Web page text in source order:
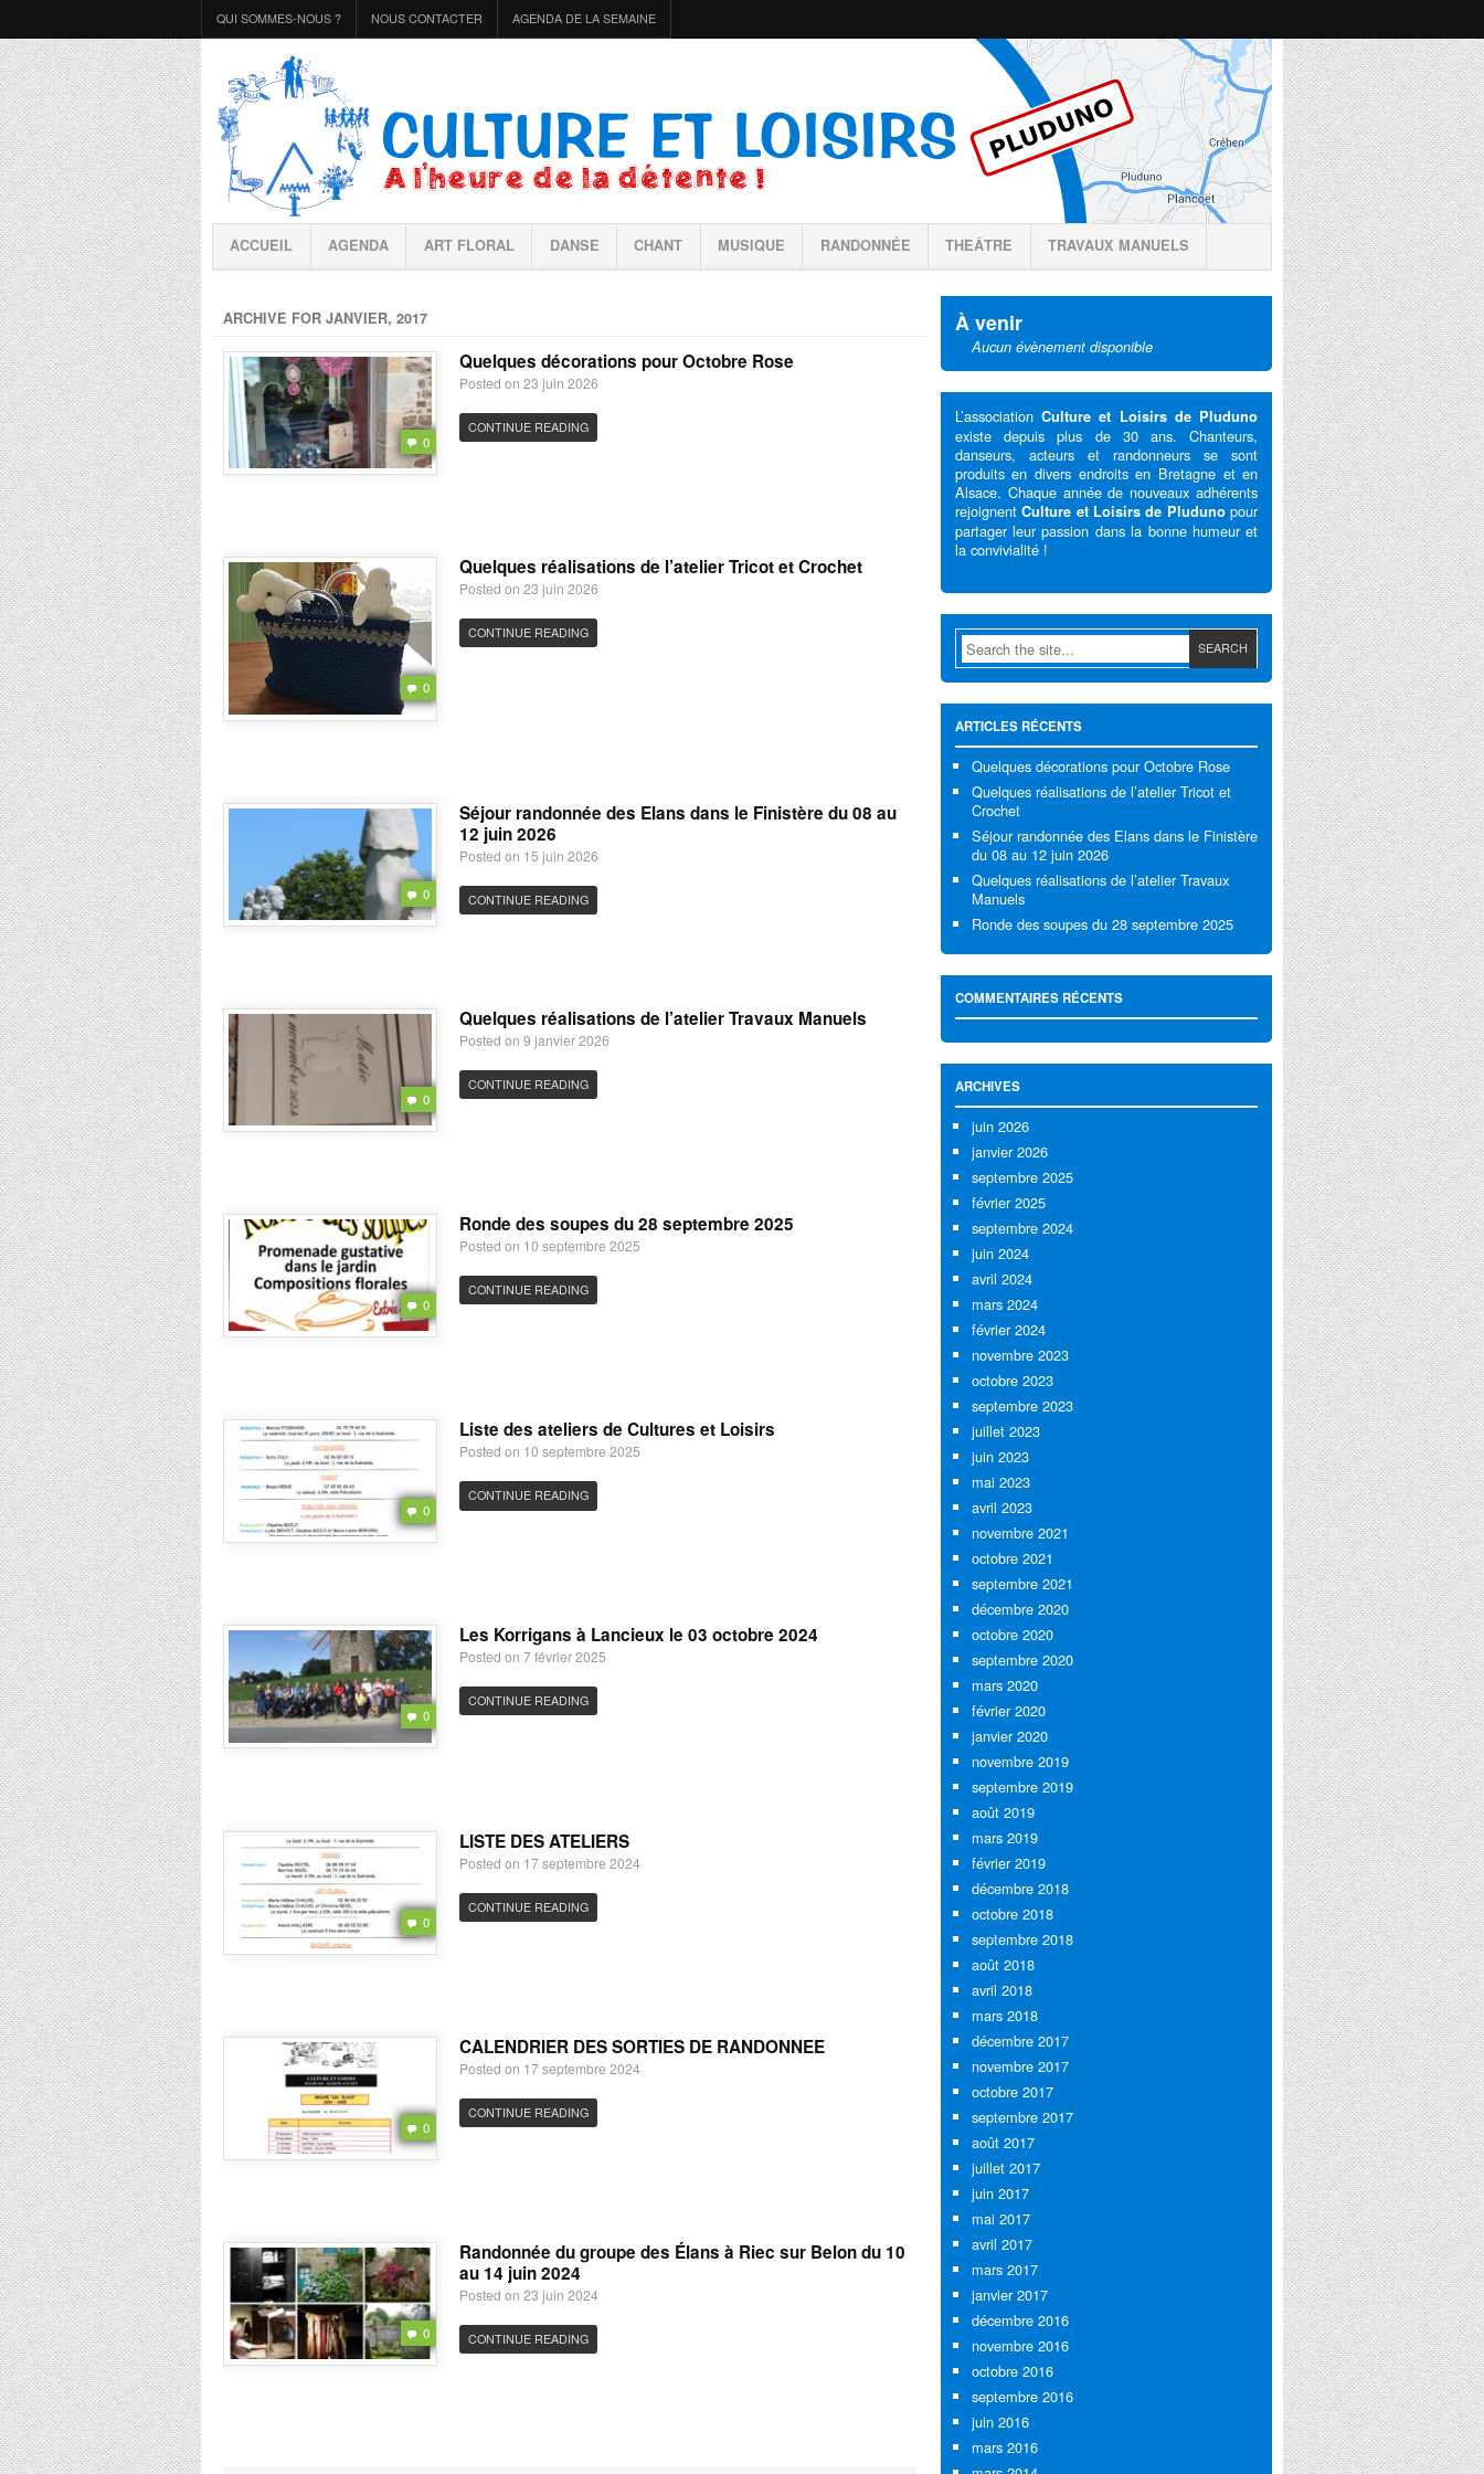
QUI SOMMES-NOUS ? NOUS CONTACTER AGENDA DE LA SEMAINE
ACCUEIL AGENDA ART FLORAL DANSE CHANT MUSIQUE RANDONNÉE THEÂTRE TRAVAUX MANUELS
ARCHIVE FOR JANVIER, 2017
0
Quelques décorations pour Octobre Rose
Posted on 23 juin 2026
CONTINUE READING
0
Quelques réalisations de l’atelier Tricot et Crochet
Posted on 23 juin 2026
CONTINUE READING
0
Séjour randonnée des Elans dans le Finistère du 08 au
12 juin 2026
Posted on 15 juin 2026
CONTINUE READING
0
Quelques réalisations de l’atelier Travaux Manuels
Posted on 9 janvier 2026
CONTINUE READING
0
Ronde des soupes du 28 septembre 2025
Posted on 10 septembre 2025
CONTINUE READING
0
Liste des ateliers de Cultures et Loisirs
Posted on 10 septembre 2025
CONTINUE READING
0
Les Korrigans à Lancieux le 03 octobre 2024
Posted on 7 février 2025
CONTINUE READING
0
LISTE DES ATELIERS
Posted on 17 septembre 2024
CONTINUE READING
0
CALENDRIER DES SORTIES DE RANDONNEE
Posted on 17 septembre 2024
CONTINUE READING
0
Randonnée du groupe des Élans à Riec sur Belon du 10
au 14 juin 2024
Posted on 23 juin 2024
CONTINUE READING
À venir
Aucun évènement disponible
L’associationCulture et Loisirs de Pluduno
existe depuis plus de 30 ans. Chanteurs,
danseurs, acteurs et randonneurs se sont
produits en divers endroits en Bretagne et en
Alsace. Chaque année de nouveaux adhérents
rejoignentCulture et Loisirs de Pludunopour
partager leur passion dans la bonne humeur et
la convivialité !
ARTICLES RÉCENTS
Quelques décorations pour Octobre Rose
Quelques réalisations de l’atelier Tricot et
Crochet
Séjour randonnée des Elans dans le Finistère
du 08 au 12 juin 2026
Quelques réalisations de l’atelier Travaux
Manuels
Ronde des soupes du 28 septembre 2025
COMMENTAIRES RÉCENTS
ARCHIVES
juin 2026
janvier 2026
septembre 2025
février 2025
septembre 2024
juin 2024
avril 2024
mars 2024
février 2024
novembre 2023
octobre 2023
septembre 2023
juillet 2023
juin 2023
mai 2023
avril 2023
novembre 2021
octobre 2021
septembre 2021
décembre 2020
octobre 2020
septembre 2020
mars 2020
février 2020
janvier 2020
novembre 2019
septembre 2019
août 2019
mars 2019
février 2019
décembre 2018
octobre 2018
septembre 2018
août 2018
avril 2018
mars 2018
décembre 2017
novembre 2017
octobre 2017
septembre 2017
août 2017
juillet 2017
juin 2017
mai 2017
avril 2017
mars 2017
janvier 2017
décembre 2016
novembre 2016
octobre 2016
septembre 2016
juin 2016
mars 2016